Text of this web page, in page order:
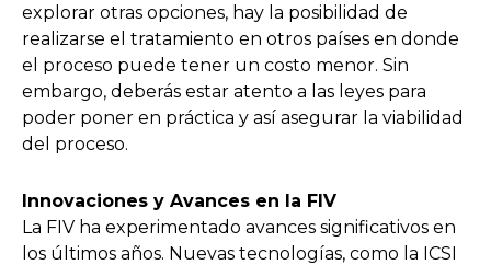
explorar otras opciones, hay la posibilidad de
realizarse el tratamiento en otros países en donde
el proceso puede tener un costo menor. Sin
embargo, deberás estar atento a las leyes para
poder poner en práctica y así asegurar la viabilidad
del proceso.
Innovaciones y Avances en la FIV
La FIV ha experimentado avances significativos en
los últimos años. Nuevas tecnologías, como la ICSI